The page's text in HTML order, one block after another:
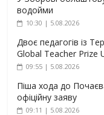
водойми
10:30 | 5.08.2026
Двоє педагогів із
Global Teacher Prize
09:55 | 5.08.2026
Піша хода до
офіційну заяву
09:11 | 5.08.2026